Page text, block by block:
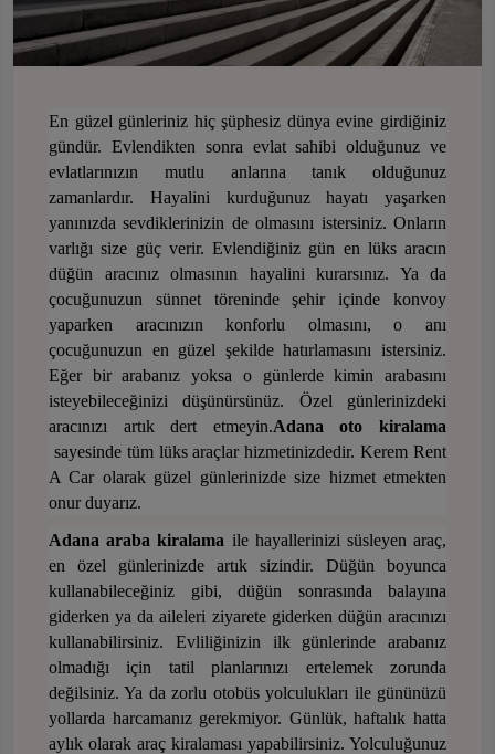
En güzel günleriniz hiç şüphesiz dünya evine girdiğiniz
gündür. Evlendikten sonra evlat sahibi olduğunuz ve
evlatlarınızın mutlu anlarına tanık olduğunuz
zamanlardır. Hayalini kurduğunuz hayatı yaşarken
yanınızda sevdiklerinizin de olmasını istersiniz. Onların
varlığı size güç verir. Evlendiğiniz gün en lüks aracın
düğün aracınız olmasının hayalini kurarsınız. Ya da
çocuğunuzun sünnet töreninde şehir içinde konvoy
yaparken aracınızın konforlu olmasını, o anı
çocuğunuzun en güzel şekilde hatırlamasını istersiniz.
Eğer bir arabanız yoksa o günlerde kimin arabasını
isteyebileceğinizi düşünürsünüz. Özel günlerinizdeki
aracınızı artık dert etmeyin.Adana oto
kiralama
sayesinde tüm lüks araçlar hizmetinizdedir. Kerem Rent
A Car olarak güzel günlerinizde size hizmet etmekten
onur duyarız.
Adana araba kiralama ile hayallerinizi süsleyen araç,
en özel günlerinizde artık sizindir. Düğün boyunca
kullanabileceğiniz gibi, düğün sonrasında balayına
giderken ya da aileleri ziyarete giderken düğün aracınızı
kullanabilirsiniz. Evliliğinizin ilk günlerinde arabanız
olmadığı için tatil planlarınızı ertelemek zorunda
değilsiniz. Ya da zorlu otobüs yolculukları ile gününüzü
yollarda harcamanız gerekmiyor. Günlük, haftalık hatta
aylık olarak araç kiralaması yapabilirsiniz. Yolculuğunuz